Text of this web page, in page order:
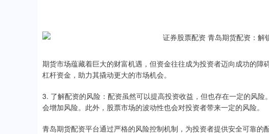
期货市场蕴藏着巨大的财富机遇，但资金往往成为投资者迈向成功的
杠杆资金，助力其撬动更大的市场机会。
3. 了解配资的风险：配资虽然可以提高投资收益，但也存在一定的风
会增加风险。此外，股票市场的波动性也会对投资者带来一定的风险。
青岛期货配资平台通过严格的风险控制机制，为投资者提供安全可靠